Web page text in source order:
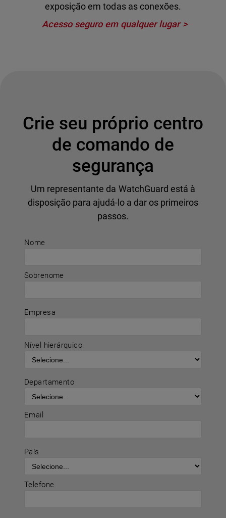
exposição em todas as conexões.
Acesso seguro em qualquer lugar
Nome
Sobrenome
Empresa
Nível hierárquico
Departamento
Email
País
Telefone
Crie seu próprio centro
de comando de
segurança
Um representante da WatchGuard está à
disposição para ajudá-lo a dar os primeiros
passos.